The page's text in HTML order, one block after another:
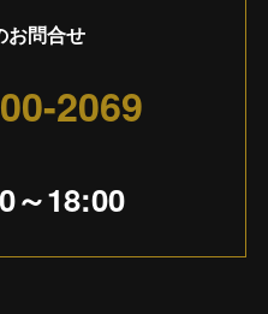
お問合せ
2069
～18:00